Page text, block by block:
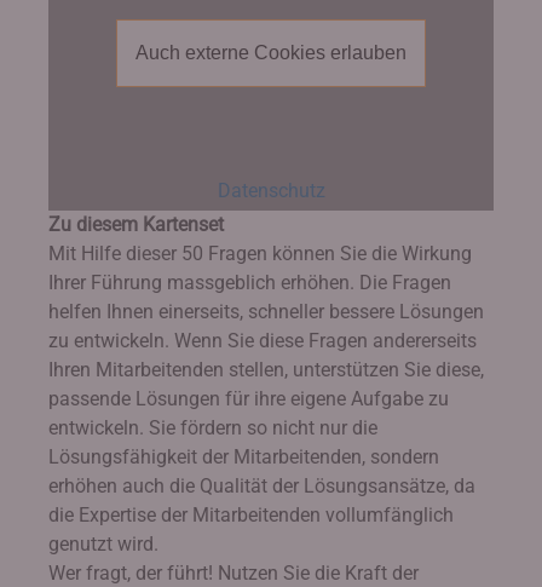
Auch externe Cookies erlauben
Datenschutz
Zu diesem Kartenset
Mit Hilfe dieser 50 Fragen können Sie die Wirkung
Ihrer Führung massgeblich erhöhen. Die Fragen
helfen Ihnen einerseits, schneller bessere Lösungen
zu entwickeln. Wenn Sie diese Fragen andererseits
Ihren Mitarbeitenden stellen, unterstützen Sie diese,
passende Lösungen für ihre eigene Aufgabe zu
entwickeln. Sie fördern so nicht nur die
Lösungsfähigkeit der Mitarbeitenden, sondern
erhöhen auch die Qualität der Lösungsansätze, da
die Expertise der Mitarbeitenden vollumfänglich
genutzt wird.
Wer fragt, der führt! Nutzen Sie die Kraft der